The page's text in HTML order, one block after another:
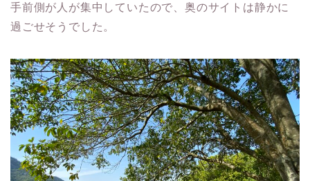
手前側が人が集中していたので、奥のサイトは静かに
過ごせそうでした。